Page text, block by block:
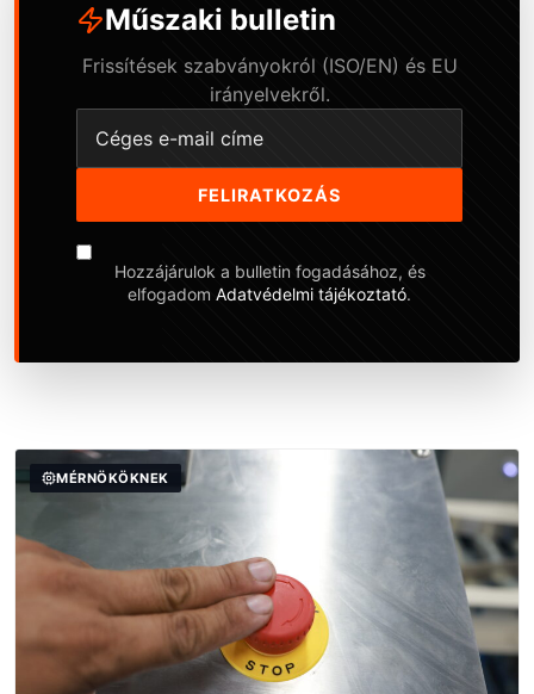
Műszaki bulletin
Frissítések szabványokról (ISO/EN) és EU
irányelvekről.
FELIRATKOZÁS
Hozzájárulok a bulletin fogadásához, és
elfogadom Adatvédelmi tájékoztató.
MÉRNÖKÖKNEK